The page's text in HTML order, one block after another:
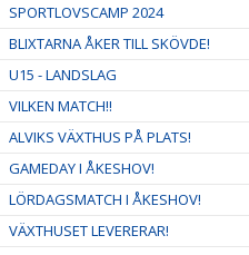
SPORTLOVSCAMP 2024
BLIXTARNA ÅKER TILL SKÖVDE!
U15 - LANDSLAG
VILKEN MATCH!!
ALVIKS VÄXTHUS PÅ PLATS!
GAMEDAY I ÅKESHOV!
LÖRDAGSMATCH I ÅKESHOV!
VÄXTHUSET LEVERERAR!